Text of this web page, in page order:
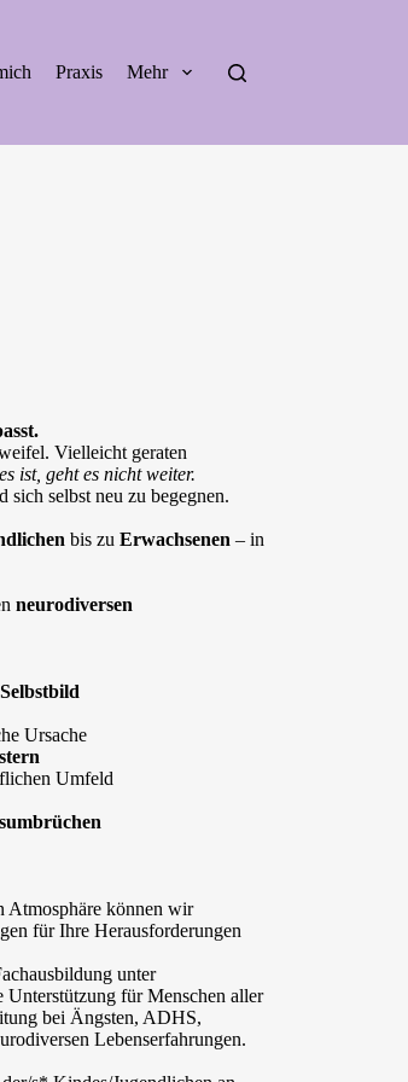
Praxis Mehr
Vielleicht geraten
ist, geht es nicht weiter.
selbst neu zu begegnen.
bis zuErwachsenen – in
neurodiversen
Ursache
Umfeld
Atmosphäre können wir
für Ihre Herausforderungen
unter
Unterstützung für Menschen aller
bei Ängsten, ADHS,
Lebenserfahrungen.